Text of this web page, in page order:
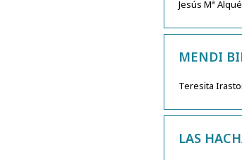
Jesús Mª
MENDI
Teresita
LAS